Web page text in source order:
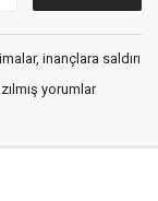
inançlara saldırı
yorumlar